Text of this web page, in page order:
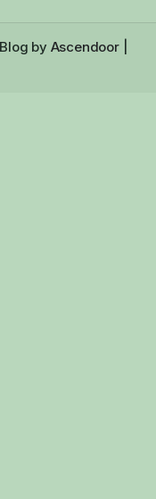
by Ascendoor|